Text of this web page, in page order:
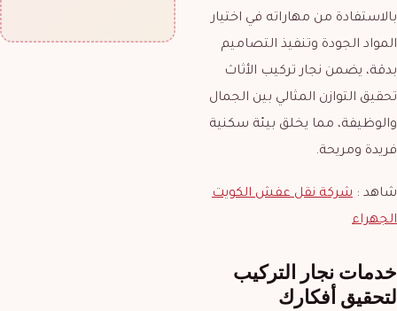
بالاستفادة من مهاراته في اختيار
المواد الجودة وتنفيذ التصاميم
بدقة، يضمن نجار تركيب الأثاث
تحقيق التوازن المثالي بين الجمال
والوظيفة، مما يخلق بيئة سكنية
فريدة ومريحة.
شاهد : شركة نقل عفش الكويت
الجهراء
خدمات نجار التركيب
لتحقيق أفكارك